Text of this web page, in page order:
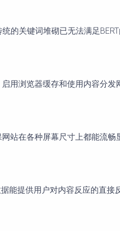
的关键词堆砌已无法满足
用浏览器缓存和使用内容分发
站在各种屏幕尺寸上都能流
能提供用户对内容反应的直